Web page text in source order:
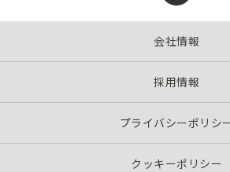
会社情報
採用情報
プライバシーポリシ
クッキーポリシー